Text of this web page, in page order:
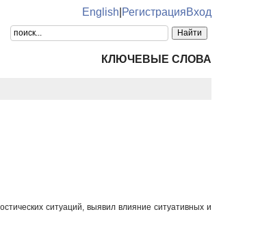
English РегистрацияВход
КЛЮЧЕВЫЕ СЛОВА
ситуаций, выявил влияние ситуативных и